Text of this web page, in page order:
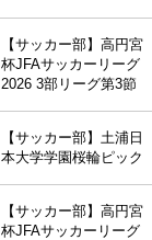
【サッカー部】高円宮
杯JFAサッカーリーグ
2026 3部リーグ第3節
【サッカー部】土浦日
本大学学園桜輪ピック
【サッカー部】高円宮
杯JFAサッカーリーグ